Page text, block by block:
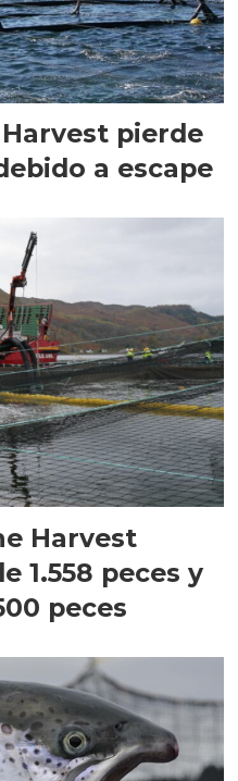
pierde
a escape
Harvest
1.558 peces y
peces